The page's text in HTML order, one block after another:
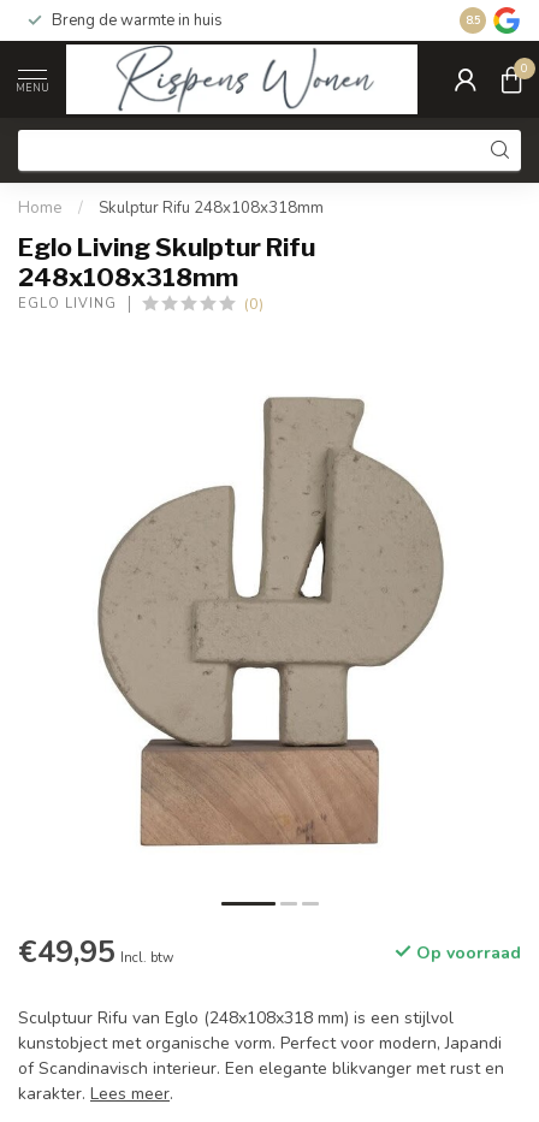
Breng de warmte in huis Gratis
8.5
MENU
0
Home / Skulptur Rifu 248x108x318mm
Eglo Living Skulptur Rifu
248x108x318mm
EGLO LIVING (0)
€49,95 Incl. btw Op voorraad
Sculptuur Rifu van Eglo (248x108x318 mm) is een stijlvol
kunstobject met organische vorm. Perfect voor modern, Japandi
of Scandinavisch interieur. Een elegante blikvanger met rust en
karakter. Lees meer.